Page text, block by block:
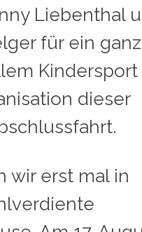
Liebenthal
für ein
dieser
wir erst mal in